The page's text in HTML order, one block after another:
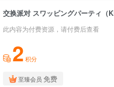
交换派对 スワッピングパーティ（
此内容为付费资源，请付费后查看
2 积分
至臻会员 免费